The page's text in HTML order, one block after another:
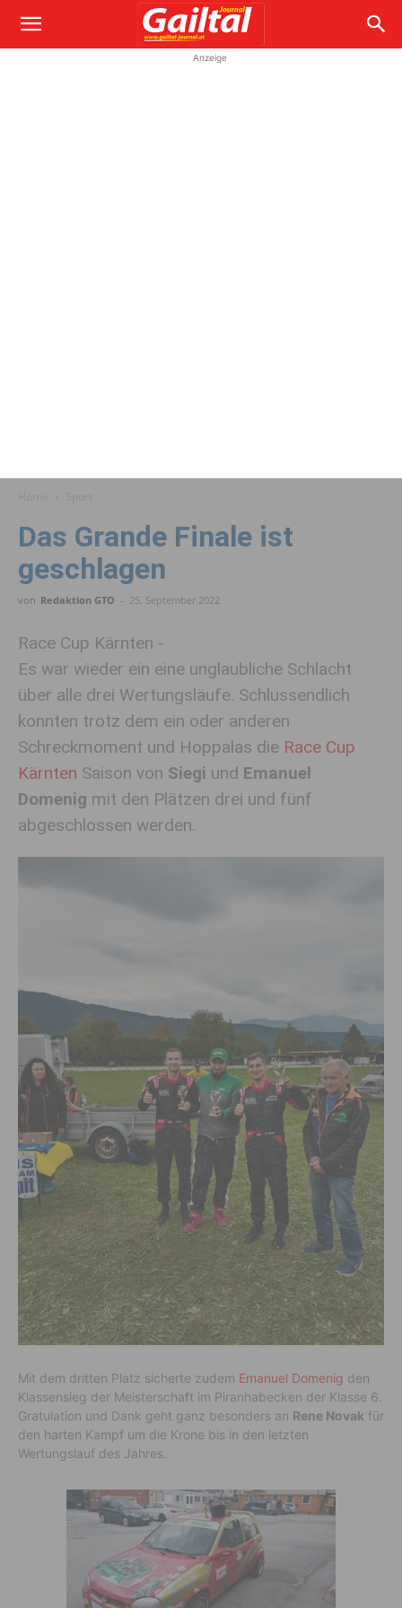
Anzeige
Das Grande Finale ist
geschlagen
von Redaktion GTO - 25. September 2022
Race Cup Kärnten -
Es war wieder ein eine unglaubliche Schlacht
über alle drei Wertungsläufe. Schlussendlich
konnten trotz dem ein oder anderen
Schreckmoment und Hoppalas die Race Cup
Kärnten Saison von Siegi und Emanuel
Domenig mit den Plätzen drei und fünf
abgeschlossen werden.
Mit dem dritten Platz sicherte zudem Emanuel Domenig den
Klassensieg der Meisterschaft im Piranhabecken der Klasse 6.
Gratulation und Dank geht ganz besonders an Rene Novak für
den harten Kampf um die Krone bis in den letzten
Wertungslauf des Jahres.